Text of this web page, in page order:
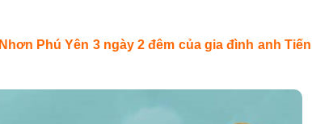
Phú Yên 3 ngày 2 đêm của gia đình anh Tiến